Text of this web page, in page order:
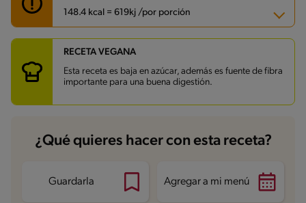
148.4 kcal = 619kj /por porción
Carbohidratos 26.3 g
Energía 148.4 kcal
Grasas 7.8 g
Fibra
Azúcares
RECETA VEGANA
Esta receta es baja en azúcar, además es fuente de fibra
importante para una buena digestión.
¿Qué quieres hacer con esta receta?
Guardarla Agregar a mi menú